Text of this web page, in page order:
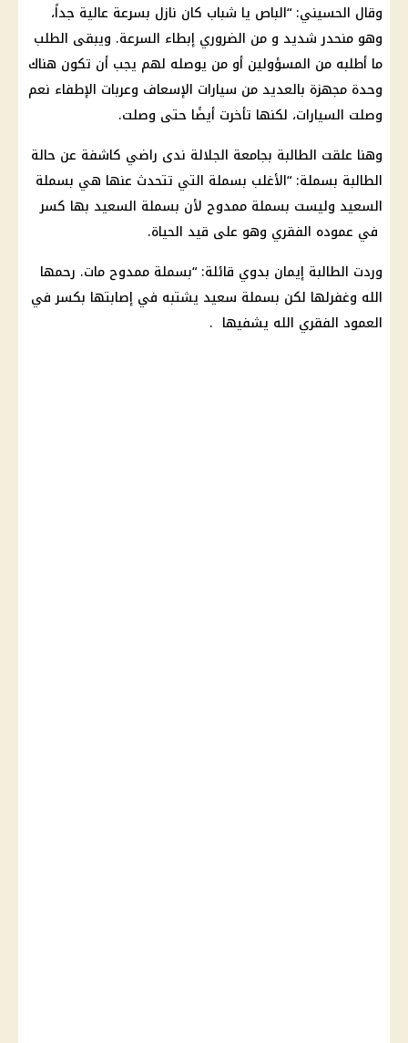
وقال الحسيني: “الباص يا شباب كان نازل بسرعة عالية جداً،
وهو منحدر شديد و من الضروري إبطاء السرعة. ويبقى الطلب
ما أطلبه من المسؤولين أو من يوصله لهم يجب أن تكون هناك
وحدة مجهزة بالعديد من سيارات الإسعاف وعربات الإطفاء نعم
وصلت السيارات، لكنها تأخرت أيضًا حتى وصلت.
وهنا علقت الطالبة بجامعة الجلالة ندى راضي كاشفة عن حالة
الطالبة بسملة: “الأغلب بسملة التي تتحدث عنها هي بسملة
السعيد وليست بسملة ممدوح لأن بسملة السعيد بها كسر
في عموده الفقري وهو على قيد الحياة.
وردت الطالبة إيمان بدوي قائلة: “بسملة ممدوح مات. رحمها
الله وغفرلها لكن بسملة سعيد يشتبه في إصابتها بكسر في
العمود الفقري الله يشفيها .